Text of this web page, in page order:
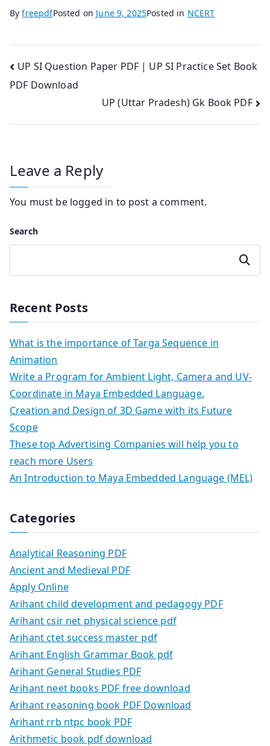
ByfreepdfPosted on June 9, 2025Posted in NCERT
Post
navigation
UP SI Question Paper PDF | UP SI Practice Set Book
PDF Download
UP (Uttar Pradesh) Gk Book PDF
Leave a Reply
You must be logged in to post a comment.
Search
Search
Recent Posts
What is the importance of Targa Sequence in
Animation
Write a Program for Ambient Light, Camera and UV-
Coordinate in Maya Embedded Language.
Creation and Design of 3D Game with its Future
Scope
These top Advertising Companies will help you to
reach more Users
An Introduction to Maya Embedded Language (MEL)
Categories
Analytical Reasoning PDF
Ancient and Medieval PDF
Apply Online
Arihant child development and pedagogy PDF
Arihant csir net physical science pdf
Arihant ctet success master pdf
Arihant English Grammar Book pdf
Arihant General Studies PDF
Arihant neet books PDF free download
Arihant reasoning book PDF Download
Arihant rrb ntpc book PDF
Arithmetic book pdf download